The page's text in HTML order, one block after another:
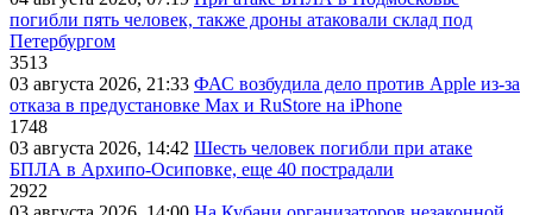
погибли пять человек, также дроны атаковали склад под
Петербургом
3513
03 августа 2026, 21:33 ФАС возбудила дело против Apple из-за
отказа в предустановке Max и RuStore на iPhone
1748
03 августа 2026, 14:42 Шесть человек погибли при атаке
БПЛА в Архипо-Осиповке, еще 40 пострадали
2922